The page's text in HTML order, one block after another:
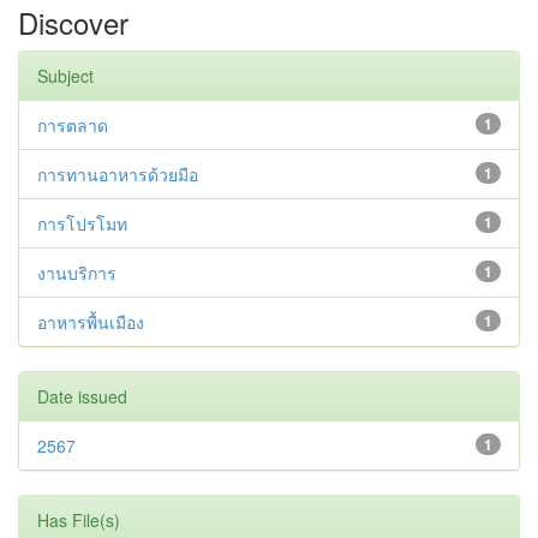
Discover
Subject
1
การตลาด
1
การทานอาหารด้วยมือ
1
การโปรโมท
1
งานบริการ
1
อาหารพื้นเมือง
Date issued
1
2567
Has File(s)